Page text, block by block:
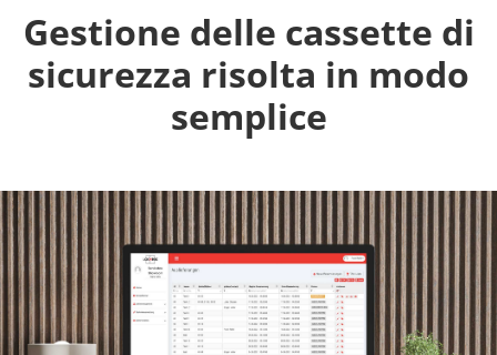
Gestione delle cassette di
sicurezza risolta in modo
semplice